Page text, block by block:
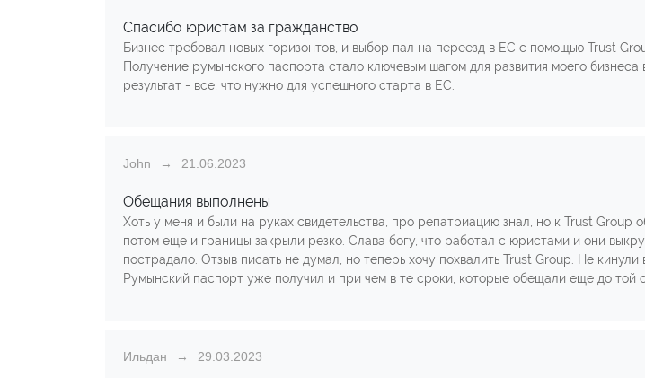
Спасибо юристам за гражданство
Бизнес требовал новых горизонтов, и выбор пал на переезд в ЕС с помощью Trust
Получение румынского паспорта стало ключевым шагом для развития моего
результат - все, что нужно для успешного старта в ЕС.
John 21.06.2023
Обещания выполнены
Хоть у меня и были на руках свидетельства, про репатриацию знал, но к Trust
потом еще и границы закрыли резко. Слава богу, что работал с юристами и они
пострадало. Отзыв писать не думал, но теперь хочу похвалить Trust Group. Не
Румынский паспорт уже получил и при чем в те сроки, которые обещали еще до той
Ильдан 29.03.2023